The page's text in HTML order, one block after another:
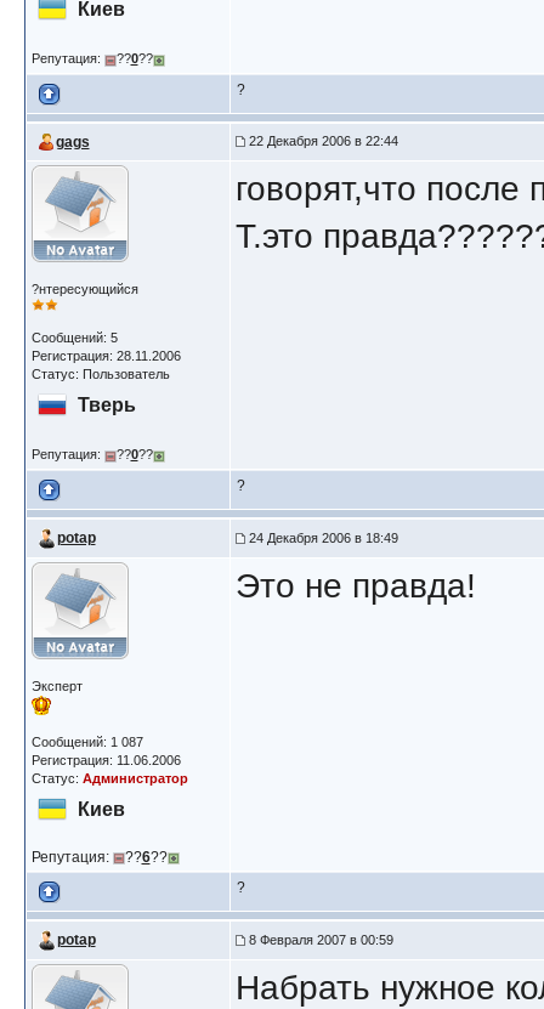
Киев
Репутация: ??0??
?
gags 22 Декабря 2006 в 22:44
?нтересующийся
Сообщений: 5
Регистрация: 28.11.2006
Статус: Пользователь
Тверь
Репутация: ??0??
говорят,что
Т.это
?
potap 24 Декабря 2006 в 18:49
Эксперт
Сообщений: 1 087
Регистрация: 11.06.2006
Статус: Администратор
Киев
Репутация: ??6??
Это не правда!
?
potap 8 Февраля 2007 в 00:59
Набрать нужное